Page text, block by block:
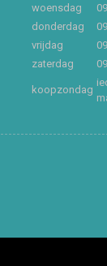
woensdag
donderdag
vrijdag
zaterdag
koopzondag